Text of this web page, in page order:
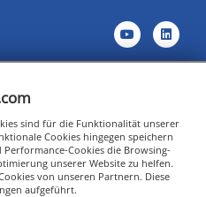
sind für die Funktionalität unserer
Cookies hingegen speichern
Cookies die Browsing-
unserer Website zu helfen.
von unseren Partnern. Diese
aufgeführt.